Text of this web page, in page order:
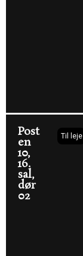
Post
en
10,
16.
sal,
dør
02
Til leje